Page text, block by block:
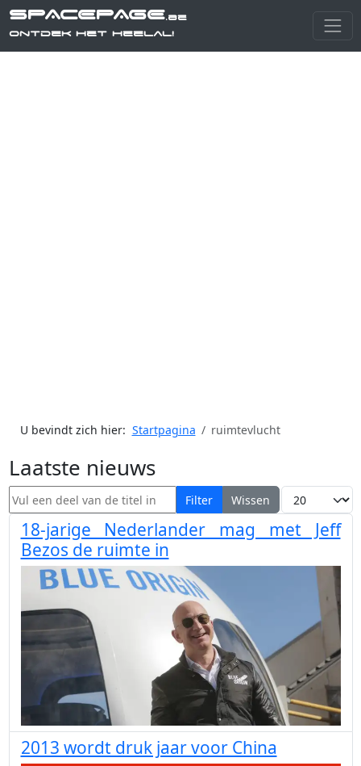
SPACEPAGE.be
Ontdek het heelal!
U bevindt zich hier: Startpagina ruimtevlucht
Laatste nieuws
Vul een deel van de titel in Filter Wissen Toon #
18-jarige Nederlander mag met Jeff
Bezos de ruimte in
2013 wordt druk jaar voor China